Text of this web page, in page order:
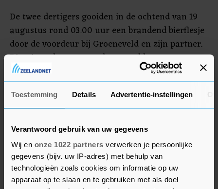
Toestemming Details Advertentie-instellingen
Verantwoord gebruik van uw gegevens
Wij en onze 1022 partners verwerken je persoonlijke
gegevens (bijv. uw IP-adres) met behulp van
technologieën zoals cookies om informatie op uw
apparaat op te slaan en te gebruiken met als doel
De twee dertigers gooiden in de ochtend van 19
augustus rond 03.00 uur een brandend bierflesje
door de voordeur bij Groeneveld en zijn partner.
Die wisten het vuur te doven en bleven
ongedeerd. De mannen, P. en W., behoorden tot
een groep complotdenkers rond corona. Ze
kenden elkaar van demonstraties. Groeneveld
schreef kritisch over coronacomplotdenkers.
Omdat P. en W. volgens deskundigen verminderd
toerekeningsvatbaar zijn, is er een tbs-
behandeling opgelegd.